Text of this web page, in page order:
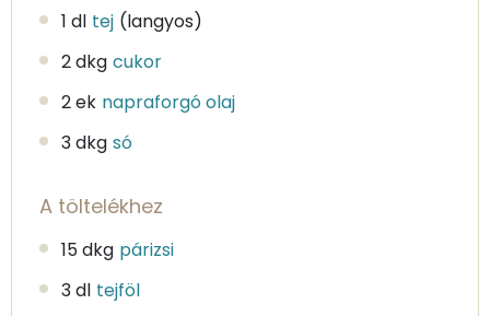
1 dl tej (langyos)
2 dkg cukor
2 ek napraforgó olaj
3 dkg só
A töltelékhez
15 dkg párizsi
3 dl tejföl